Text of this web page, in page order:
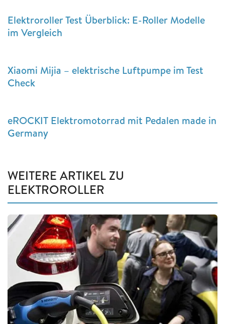
Elektroroller Test Überblick: E-Roller Modelle
im Vergleich
Xiaomi Mijia – elektrische Luftpumpe im Test
Check
eROCKIT Elektromotorrad mit Pedalen made in
Germany
WEITERE ARTIKEL ZU
ELEKTROROLLER